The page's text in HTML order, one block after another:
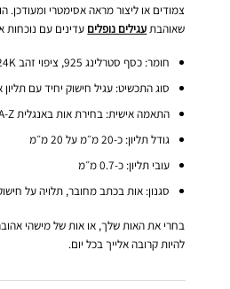
צמודים או ליצור מראה אסימטרי ומעודכן.
שאוהבתעגילים נופלים עדינים עם נוכחות
חומר: כסף סטרלינג 925, ציפוי זהב 24K או ציפוי זהב ורוד
סוג התכשיט: עגיל חישוק יחיד עם תליון
התאמה אישית: בחירת אות באנגלית A-Z
גודל תליון: כ-20 מ״מ על 20 מ״מ
עובי תליון: כ-0.7 מ״מ
סגנון: אות בכתב מחובר, תלויה על
בחרי את האות שלך, או אות של מישהי
להיות קרובה אלייך בכל יום.